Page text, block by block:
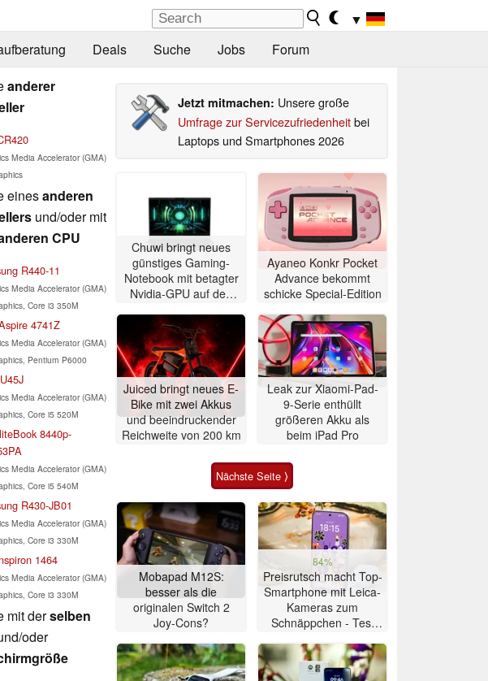
▼
Deals Suche Jobs Forum
anderer
Media Accelerator (GMA)
einesanderen
und/oder mit
CPU
R440-11
Media Accelerator (GMA)
Core i3 350M
4741Z
Media Accelerator (GMA)
Pentium P6000
Media Accelerator (GMA)
Core i5 520M
8440p-
Media Accelerator (GMA)
Core i5 540M
R430-JB01
Media Accelerator (GMA)
Core i3 330M
1464
Media Accelerator (GMA)
Core i3 330M
mit derselben
oder
Jetzt mitmachen: Unsere große
Umfrage zur Servicezufriedenheitbei
Laptops und Smartphones 2026
Chuwi bringt neues
günstiges Gaming-
Notebook mit betagter
Nvidia-GPU auf den
Ayaneo Konkr Pocket
Advance bekommt
schicke Special-Edition
Juiced bringt neues E-
Bike mit zwei Akkus
und beeindruckender
Reichweite von 200 km
Leak zur Xiaomi-Pad-
9-Serie enthüllt
größeren Akku als
beim iPad Pro
Nächste Seite ⟩
Mobapad M12S:
besser als die
originalen Switch 2
Joy-Cons?
84%
Preisrutsch macht Top-
Smartphone mit Leica-
Kameras zum
Schnäppchen - Test